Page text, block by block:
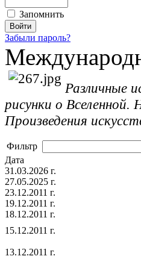
Запомнить
Забыли пароль?
Различные
рисунки о Вселенной.
Произведения
Фильтр
Дата
31.03.2026 г.
27.05.2025 г.
23.12.2011 г.
19.12.2011 г.
18.12.2011 г.
15.12.2011 г.
13.12.2011 г.